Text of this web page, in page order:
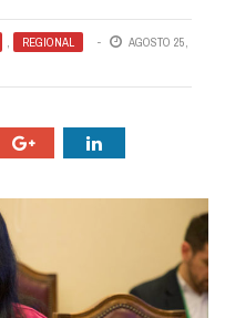
, REGIONAL
AGOSTO 25,